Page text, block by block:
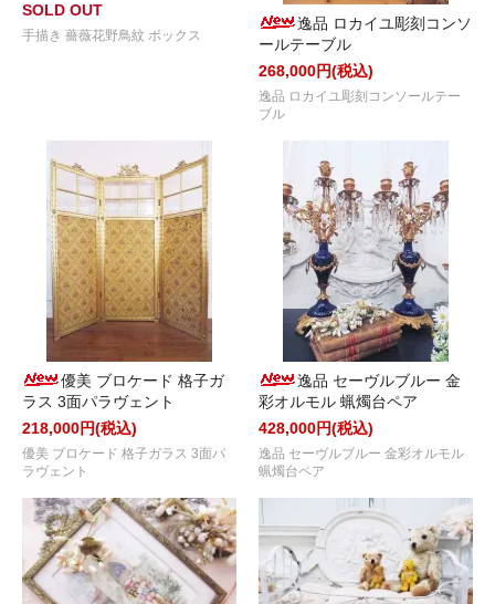
SOLD OUT
手描き 薔薇花野鳥紋 ボックス
逸品 ロカイユ彫刻コンソ
ールテーブル
268,000円(税込)
逸品 ロカイユ彫刻コンソールテー
ブル
優美 ブロケード 格子ガ
ラス 3面パラヴェント
218,000円(税込)
優美 ブロケード 格子ガラス 3面パ
ラヴェント
逸品 セーヴルブルー 金
彩オルモル 蝋燭台ペア
428,000円(税込)
逸品 セーヴルブルー 金彩オルモル
蝋燭台ペア